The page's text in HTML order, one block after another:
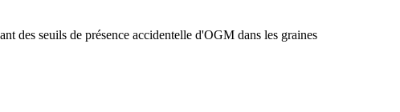
des seuils de présence accidentelle d'OGM dans les graines